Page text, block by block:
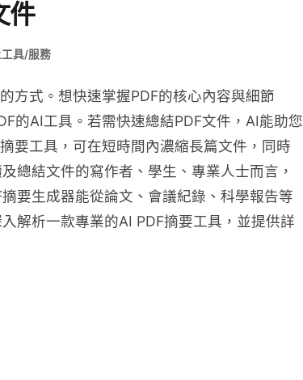
件
具/服務
方式。想快速掌握PDF的核心內容與細節
的AI工具。若需快速總結PDF文件，AI能助您
要工具，可在短時間內濃縮長篇文件，同時
總結文件的寫作者、學生、專業人士而言，
要生成器能從論文、會議紀錄、科學報告等
解析一款專業的AI PDF摘要工具，並提供詳